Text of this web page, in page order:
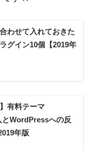
わせて入れておきた
グイン10個【2019年
有料テーマ
とWordPressへの反
年版